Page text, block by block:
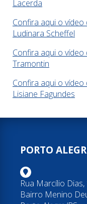
Lacerda
Confira aqui o
Ludinara Scheffel
Confira aqui o
Tramontin
Confira aqui o
Lisiane Fagundes
PORTO
Rua Marcílio Dias,
Bairro Menino